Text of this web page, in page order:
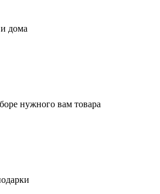
дома
нужного вам товара